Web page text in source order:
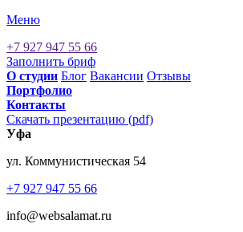
Меню
+7 927 947 55 66
Заполнить бриф
О cтудии Блог Вакансии Отзывы
Портфолио
Контакты
Скачать презентацию (pdf)
Уфа
ул. Коммунистическая 54
+7 927 947 55 66
info@websalamat.ru